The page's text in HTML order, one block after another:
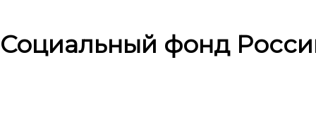
Социальный фонд